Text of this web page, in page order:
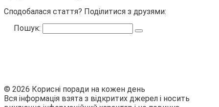
Сподобалася стаття? Поділитися з друзями:
Пошук:
© 2026 Корисні поради на кожен день
Вся інформація взята з відкритих джерел і носить